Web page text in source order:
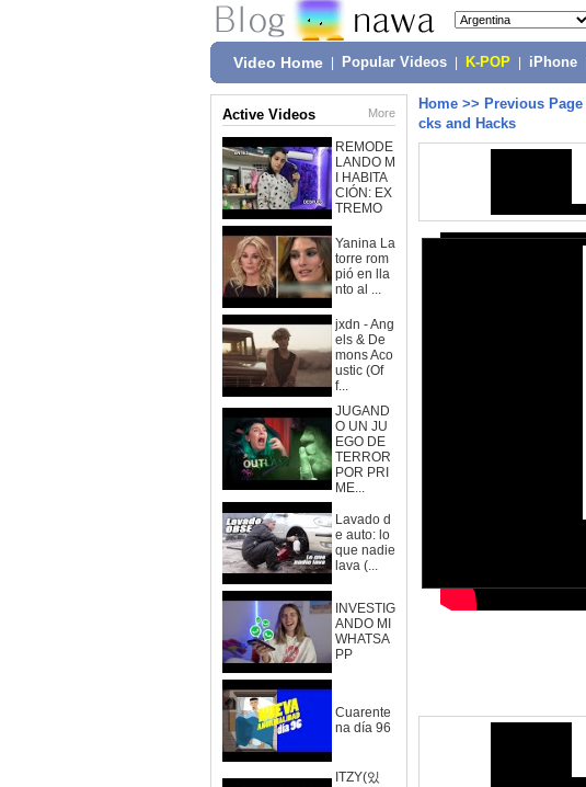
Video Home Popular Videos K-POP iPhone
Active Videos More
REMODE
LANDO M
I HABITA
CIÓN: EX
TREMO
Yanina La
torre rom
pió en lla
nto al ...
jxdn - Ang
els & De
mons Aco
ustic (Of
f...
JUGAND
O UN JU
EGO DE
TERROR
POR PRI
ME...
Lavado d
e auto: lo
que nadie
lava (...
INVESTIG
ANDO MI
WHATSA
PP
Cuarente
na día 96
ITZY(있
Home >> Previous Page
cks and Hacks